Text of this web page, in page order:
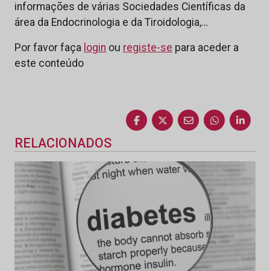
informações de várias Sociedades Científicas da
área da Endocrinologia e da Tiroidologia,…
Por favor faça login ou registe-se para aceder a
este conteúdo
RELACIONADOS